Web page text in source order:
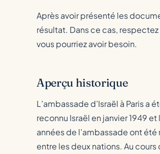
Après avoir présenté les
résultat. Dans ce cas,
vous pourriez avoir besoin.
Aperçu historique
L’ambassade d’Israël à Paris a
reconnu Israël en janvier 1949
années de l’ambassade ont
entre les deux nations. Au